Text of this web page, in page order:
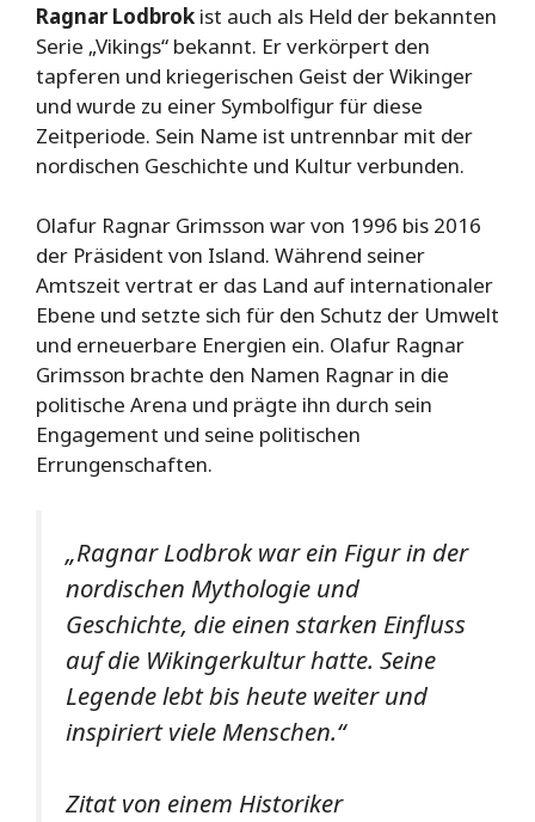
Ragnar Lodbrok ist auch als Held der bekannten
Serie „Vikings“ bekannt. Er verkörpert den
tapferen und kriegerischen Geist der Wikinger
und wurde zu einer Symbolfigur für diese
Zeitperiode. Sein Name ist untrennbar mit der
nordischen Geschichte und Kultur verbunden.
Olafur Ragnar Grimsson war von 1996 bis 2016
der Präsident von Island. Während seiner
Amtszeit vertrat er das Land auf internationaler
Ebene und setzte sich für den Schutz der Umwelt
und erneuerbare Energien ein. Olafur Ragnar
Grimsson brachte den Namen Ragnar in die
politische Arena und prägte ihn durch sein
Engagement und seine politischen
Errungenschaften.
„Ragnar Lodbrok war ein Figur in der
nordischen Mythologie und
Geschichte, die einen starken Einfluss
auf die Wikingerkultur hatte. Seine
Legende lebt bis heute weiter und
inspiriert viele Menschen.“
Zitat von einem Historiker